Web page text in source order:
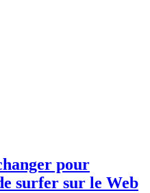
pour
surfer sur le Web